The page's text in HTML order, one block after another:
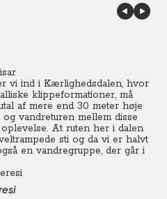
vi ind i Kærlighedsdalen, hvor
klippeformationer, må
af mere end 30 meter høje
vandreturen mellem disse
At ruten her i dalen
sti og da vi er halvt
en vandregruppe, der går i